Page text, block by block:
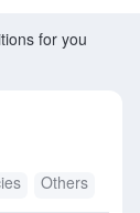
for you
Others